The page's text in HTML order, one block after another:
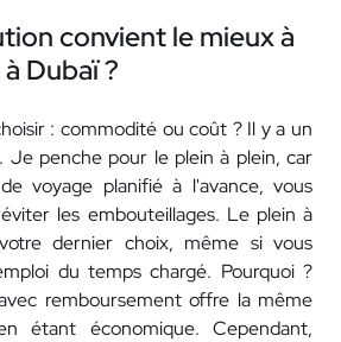
convient le mieux à
Dubaï ?
: commodité ou coût ? Il y a un
Je penche pour le plein à plein, car
voyage planifié à l'avance, vous
les embouteillages. Le plein à
dernier choix, même si vous
du temps chargé. Pourquoi ?
remboursement offre la même
étant économique. Cependant,